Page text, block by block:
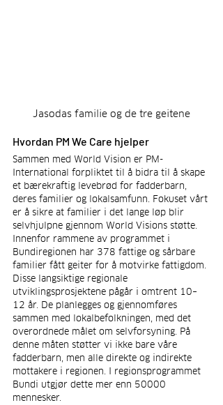
Jasodas familie og de tre geitene
Hvordan PM We Care hjelper
Sammen med World Vision er PM-
International forpliktet til å bidra til å skape
et bærekraftig levebrød for fadderbarn,
deres familier og lokalsamfunn. Fokuset vårt
er å sikre at familier i det lange løp blir
selvhjulpne gjennom World Visions støtte.
Innenfor rammene av programmet i
Bundiregionen har 378 fattige og sårbare
familier fått geiter for å motvirke fattigdom.
Disse langsiktige regionale
utviklingsprosjektene pågår i omtrent 10–
12 år. De planlegges og gjennomføres
sammen med lokalbefolkningen, med det
overordnede målet om selvforsyning. På
denne måten støtter vi ikke bare våre
fadderbarn, men alle direkte og indirekte
mottakere i regionen. I regionsprogrammet
Bundi utgjør dette mer enn 50000
mennesker.